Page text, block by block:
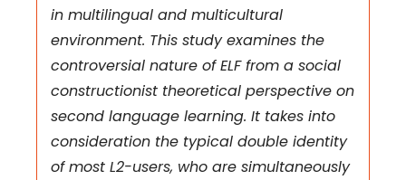
in multilingual and multicultural
environment. This study examines the
controversial nature of ELF from a social
constructionist theoretical perspective on
second language learning. It takes into
consideration the typical double identity
of most L2-users, who are simultaneously